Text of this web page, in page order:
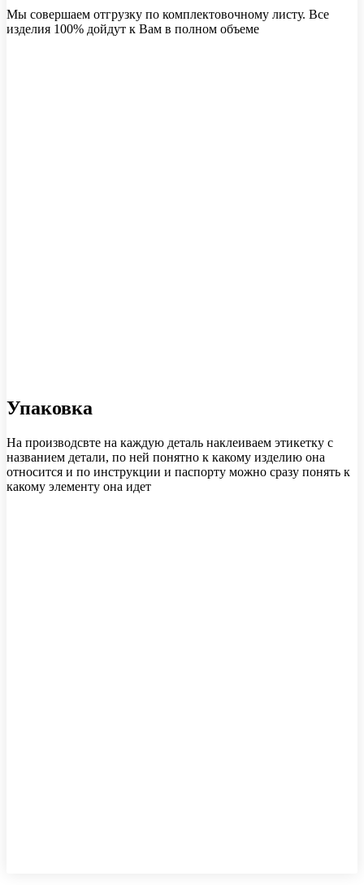
Мы совершаем отгрузку по комплектовочному листу. Все
изделия 100% дойдут к Вам в полном объеме
Упаковка
На производсвте на каждую деталь наклеиваем этикетку с
названием детали, по ней понятно к какому изделию она
относится и по инструкции и паспорту можно сразу понять к
какому элементу она идет